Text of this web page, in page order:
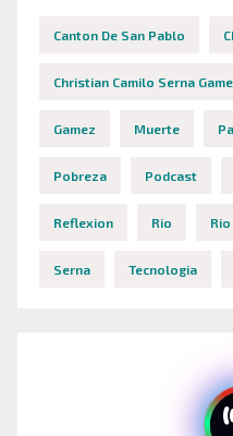
Canton De San Pablo
Christian Camilo Serna
Gamez Muerte
Pobreza Podcast
Reflexion Rio
Serna Tecnologia